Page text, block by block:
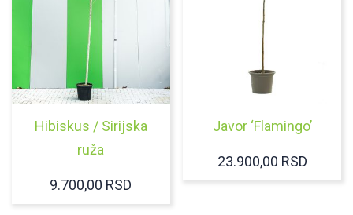
Hibiskus / Sirijska
ruža
9.700,00 RSD
Javor ‘Flamingo’
23.900,00 RSD